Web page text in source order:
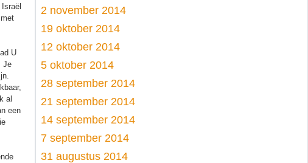
U
Je
al
een
2 november 2014
19 oktober 2014
12 oktober 2014
5 oktober 2014
28 september 2014
21 september 2014
14 september 2014
7 september 2014
31 augustus 2014